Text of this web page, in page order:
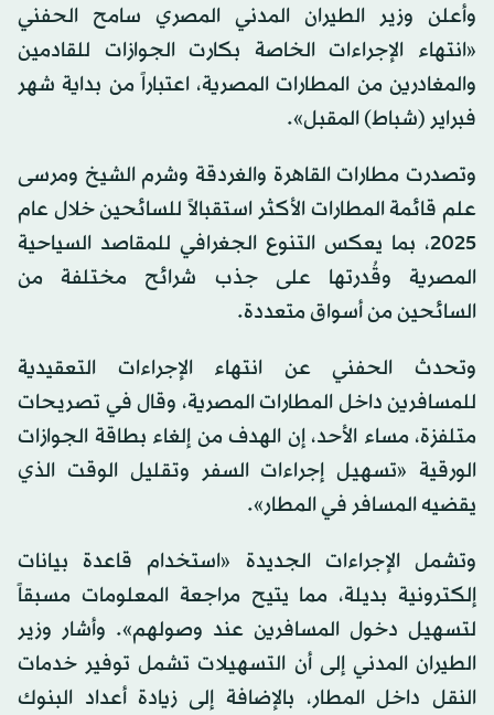
وأعلن وزير الطيران المدني المصري سامح الحفني
«انتهاء الإجراءات الخاصة بكارت الجوازات للقادمين
والمغادرين من المطارات المصرية، اعتباراً من بداية شهر
فبراير (شباط) المقبل».
وتصدرت مطارات القاهرة والغردقة وشرم الشيخ ومرسى
علم قائمة المطارات الأكثر استقبالاً للسائحين خلال عام
2025، بما يعكس التنوع الجغرافي للمقاصد السياحية
المصرية وقُدرتها على جذب شرائح مختلفة من
السائحين من أسواق متعددة.
وتحدث الحفني عن انتهاء الإجراءات التعقيدية
للمسافرين داخل المطارات المصرية، وقال في تصريحات
متلفزة، مساء الأحد، إن الهدف من إلغاء بطاقة الجوازات
الورقية «تسهيل إجراءات السفر وتقليل الوقت الذي
يقضيه المسافر في المطار».
وتشمل الإجراءات الجديدة «استخدام قاعدة بيانات
إلكترونية بديلة، مما يتيح مراجعة المعلومات مسبقاً
لتسهيل دخول المسافرين عند وصولهم». وأشار وزير
الطيران المدني إلى أن التسهيلات تشمل توفير خدمات
النقل داخل المطار، بالإضافة إلى زيادة أعداد البنوك